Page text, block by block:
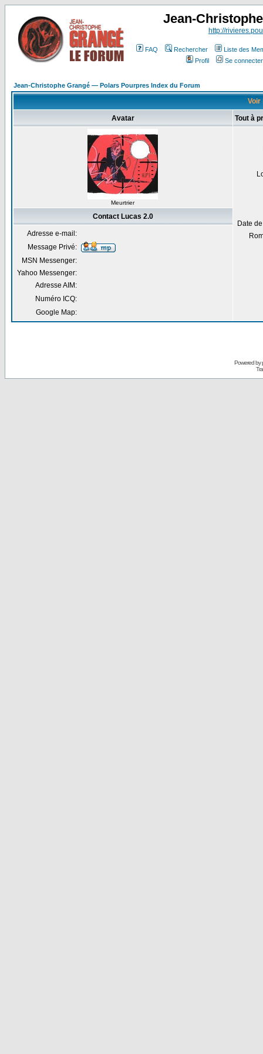
Jean-
http://
FAQ Rechercher
Liste des
Profil
Se
Jean-Christophe Grangé — Polars Pourpres Index du Forum
Voir
Avatar Tout à
Meurtrier
Date
Contact Lucas 2.0
Adresse e-mail:
Message Privé:
MSN Messenger:
Yahoo Messenger:
Adresse AIM:
Numéro ICQ:
Google Map:
Powered by